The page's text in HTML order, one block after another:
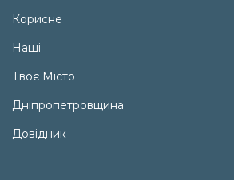
Корисне
Наші
Твоє Місто
Дніпропетровщина
Довідник